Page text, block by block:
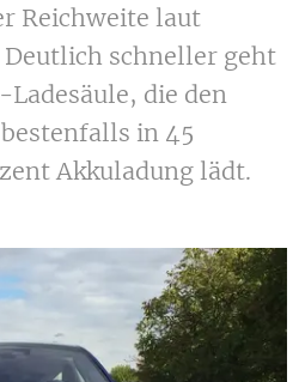
Reichweite laut
schneller geht
die den
in 45
Akkuladung lädt.